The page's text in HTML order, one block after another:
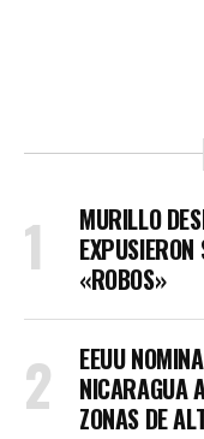
MURILLO
«ROBOS»
EEUU
NICARAGUA
ZONAS DE